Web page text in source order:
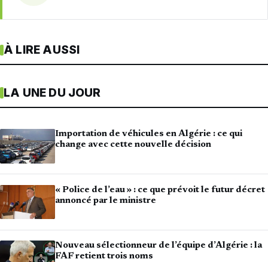
À LIRE AUSSI
LA UNE DU JOUR
Importation de véhicules en Algérie : ce qui
change avec cette nouvelle décision
« Police de l’eau » : ce que prévoit le futur décret
annoncé par le ministre
Nouveau sélectionneur de l’équipe d’Algérie : la
FAF retient trois noms